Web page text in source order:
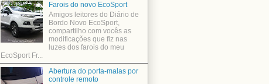
Farois do novo EcoSport
Amigos leitores do Diário de
Bordo Novo EcoSport,
compartilho com vocês as
modificações que fiz nas
luzes dos farois do meu
EcoSport Fr...
Abertura do porta-malas por
controle remoto